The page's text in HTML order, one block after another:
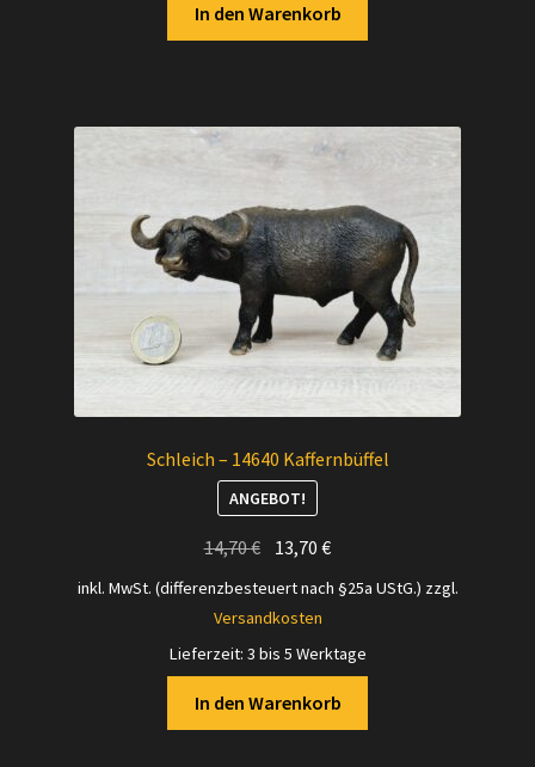
In den Warenkorb
Schleich – 14640 Kaffernbüffel
ANGEBOT!
14,70€ Ursprünglicher
13,70€Aktueller
inkl. MwSt. (differenzbesteuert nach §25a UStG.) zzgl.
Versandkosten
Lieferzeit: 3 bis 5 Werktage
In den Warenkorb